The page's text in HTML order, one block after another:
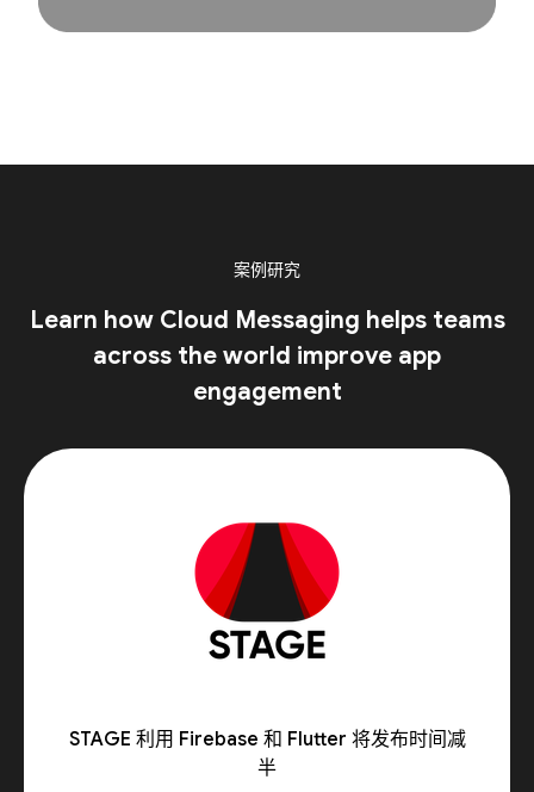
案例研究
Learn how Cloud Messaging helps teams
across the world improve app
engagement
STAGE 利用 Firebase 和 Flutter 将发布时间减
半